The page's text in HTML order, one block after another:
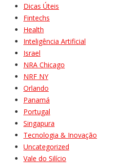
Dicas Úteis
Fintechs
Health
Inteligência Artificial
Israel
NRA Chicago
NRF NY
Orlando
Panamá
Portugal
Singapura
Tecnologia & Inovação
Uncategorized
Vale do Silício